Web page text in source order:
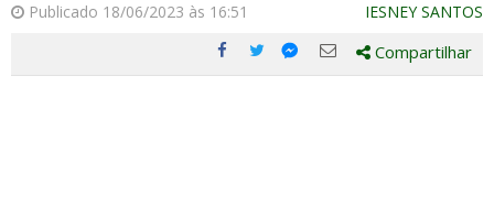
Publicado 18/06/2023 às 16:51 IESNEY SANTOS
Compartilhe
Compartilhe
Compartilhe
Compartilhe
Compartilhar